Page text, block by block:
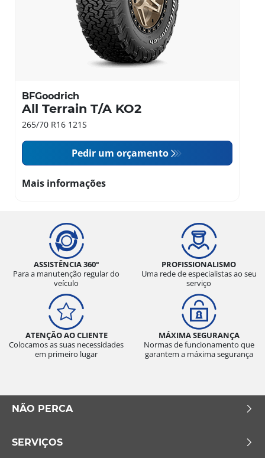
Excelente pneu fora de estrada, com pressão
0,8bar permite uma tração fenomenal em
qualquer tipo de terreno. Recomendo
BFGoodrich
All Terrain T/A KO2
265/70 R16 121S
Pedir um orçamento
Mais informações
ASSISTÊNCIA 360°
Para a manutenção regular do
veículo
PROFISSIONALISMO
Uma rede de especialistas ao seu
serviço
ATENÇÃO AO CLIENTE
Colocamos as suas necessidades
em primeiro lugar
MÁXIMA SEGURANÇA
Normas de funcionamento que
garantem a máxima segurança
NÃO PERCA
SERVIÇOS